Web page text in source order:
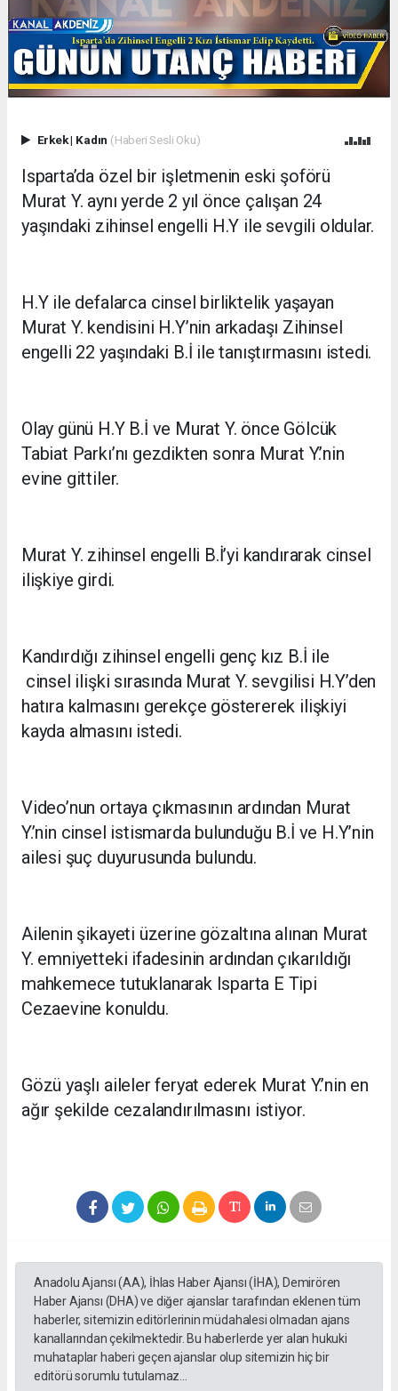
Erkek| Kadın (Haberi Sesli Oku)
Isparta’da özel bir işletmenin eski şoförü
Murat Y. aynı yerde 2 yıl önce çalışan 24
yaşındaki zihinsel engelli H.Y ile sevgili oldular.
H.Y ile defalarca cinsel birliktelik yaşayan
Murat Y. kendisini H.Y’nin arkadaşı Zihinsel
engelli 22 yaşındaki B.İ ile tanıştırmasını istedi.
Olay günü H.Y B.İ ve Murat Y. önce Gölcük
Tabiat Parkı’nı gezdikten sonra Murat Y.’nin
evine gittiler.
Murat Y. zihinsel engelli B.İ’yi kandırarak cinsel
ilişkiye girdi.
Kandırdığı zihinsel engelli genç kız B.İ ile
cinsel ilişki sırasında Murat Y. sevgilisi H.Y’den
hatıra kalmasını gerekçe göstererek ilişkiyi
kayda almasını istedi.
Video’nun ortaya çıkmasının ardından Murat
Y.’nin cinsel istismarda bulunduğu B.İ ve H.Y’nin
ailesi şuç duyurusunda bulundu.
Ailenin şikayeti üzerine gözaltına alınan Murat
Y. emniyetteki ifadesinin ardından çıkarıldığı
mahkemece tutuklanarak Isparta E Tipi
Cezaevine konuldu.
Gözü yaşlı aileler feryat ederek Murat Y.’nin en
ağır şekilde cezalandırılmasını istiyor.
Anadolu Ajansı (AA), İhlas Haber Ajansı (İHA), Demirören
Haber Ajansı (DHA) ve diğer ajanslar tarafından eklenen tüm
haberler, sitemizin editörlerinin müdahalesi olmadan ajans
kanallarından çekilmektedir. Bu haberlerde yer alan hukuki
muhataplar haberi geçen ajanslar olup sitemizin hiç bir
editörü sorumlu tutulamaz...